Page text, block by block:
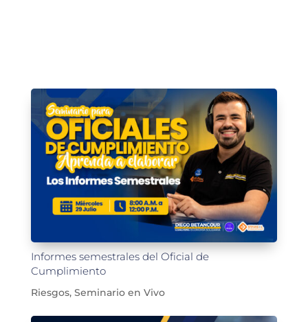
Informes semestrales del Oficial de
Cumplimiento
Riesgos, Seminario en Vivo